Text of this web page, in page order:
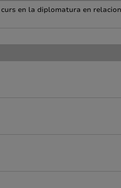
en la diplomatura en